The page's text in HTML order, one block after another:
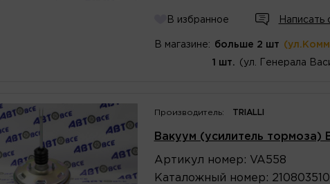
В избранное Написать
В магазине: больше 2 шт
1 шт. (ул. Генерала
Производитель: TRIALLI
Вакуум (усилитель тормоза)
Артикул номер : VA558
Каталожный номер :